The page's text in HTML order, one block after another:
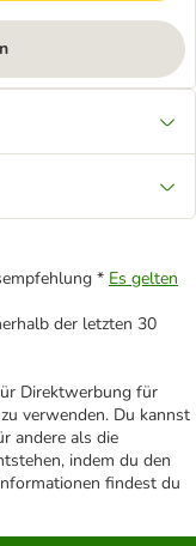
* Es gelten
der letzten 30
Direktwerbung für
verwenden. Du kannst
andere als die
indem du den
findest du